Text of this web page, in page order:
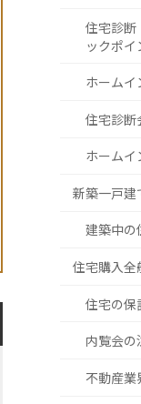
住宅診断
ックポ
ホームイ
住宅診断
ホームイ
新築一戸建
建築中の
住宅購入全
住宅の保
内覧会
不動産業